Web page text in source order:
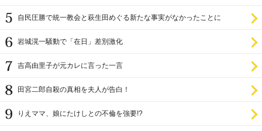
自民圧勝で統一教会と萩生田めぐる新たな事実がなかったことに
岩城滉一騒動で「在日」差別激化
吉高由里子が元カレに言った一言
田宮二郎自殺の真相を夫人が告白！
りえママ、娘にたけしとの不倫を強要!?